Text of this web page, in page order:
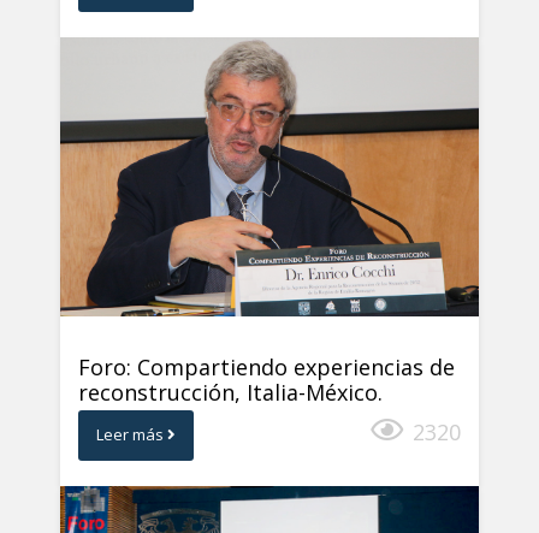
Foro: Compartiendo experiencias de
reconstrucción, Italia-México.
Leer más 2320